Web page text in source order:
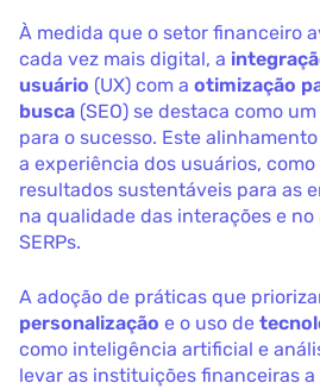
À medida que o setor financeiro
cada vez mais digital, a
usuário (UX) com a otimização
busca (SEO) se destaca como
para o sucesso. Este
a experiência dos usuários,
resultados sustentáveis para as
na qualidade das interações e
SERPs.
A adoção de práticas que
personalização e o uso de
como inteligência artificial e
levar as instituições financeiras